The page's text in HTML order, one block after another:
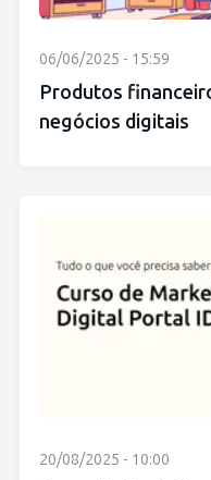
06/06/2025 - 15:59
Produtos
negócios digitais
20/08/2025 - 10:00